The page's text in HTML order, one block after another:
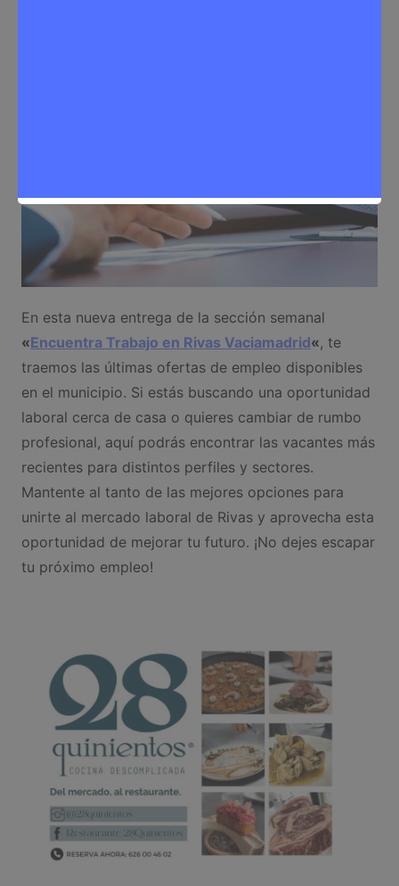
En esta nueva entrega de la sección semanal
«Encuentra Trabajo en Rivas Vaciamadrid«, te
traemos las últimas ofertas de empleo disponibles
en el municipio. Si estás buscando una oportunidad
laboral cerca de casa o quieres cambiar de rumbo
profesional, aquí podrás encontrar las vacantes más
recientes para distintos perfiles y sectores.
Mantente al tanto de las mejores opciones para
unirte al mercado laboral de Rivas y aprovecha esta
oportunidad de mejorar tu futuro. ¡No dejes escapar
tu próximo empleo!